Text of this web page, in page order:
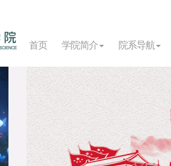
首页
学院简介 院系导航